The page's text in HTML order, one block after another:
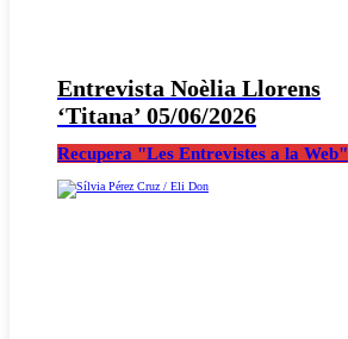
Entrevista Noèlia Llorens
‘Titana’ 05/06/2026
Recupera "Les Entrevistes a la Web"